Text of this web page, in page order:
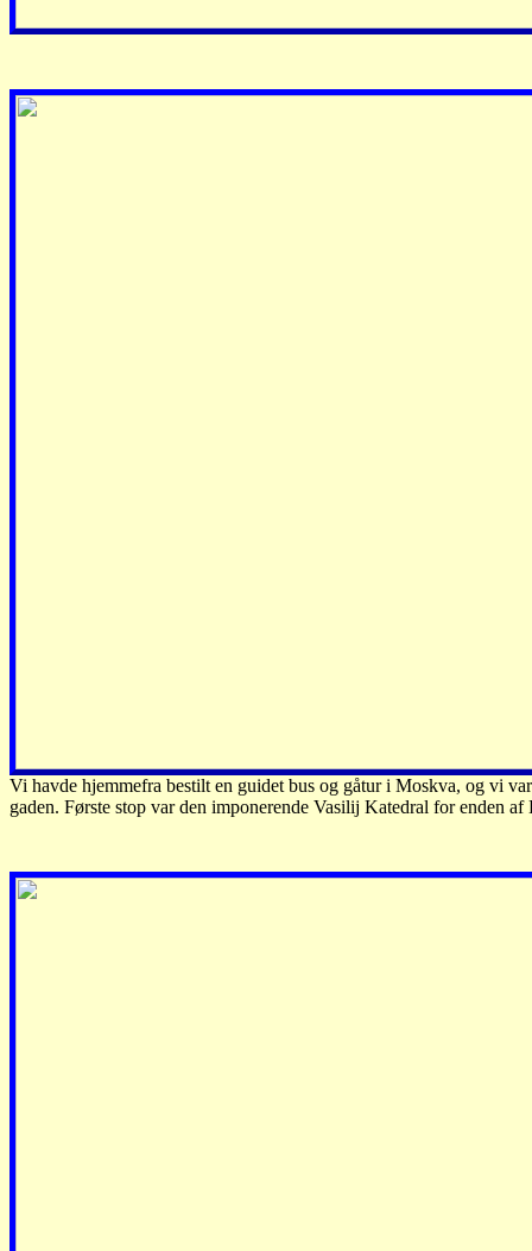
Vi havde hjemmefra bestilt en guidet bus og gåtur i Moskva, og vi
gaden. Første stop var den imponerende Vasilij Katedral for enden af